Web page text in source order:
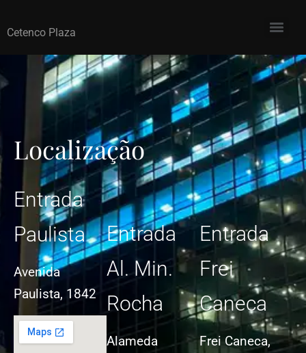
Cetenco Plaza
Localização
Entrada
Paulista
Avenida
Paulista, 1842
Entrada
Al. Min.
Rocha
Alameda
Entrada
Frei
Caneca
Frei Caneca,